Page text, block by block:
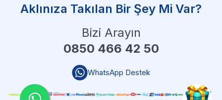
Aklınıza Takılan Bir Şey Mi Var?
Bizi Arayın
0850 466 42 50
WhatsApp Destek